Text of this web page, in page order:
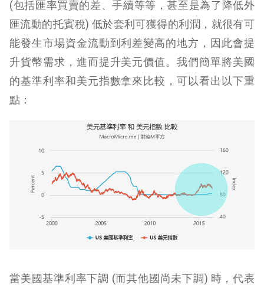
(包括匯率買賣的差、手續等等，甚至是為了降低外
匯流動的托賓稅) 低於套利可獲得的利潤，就很有可
能發生市場資金流動到利差變高的地方，因此會提
升貨幣需求，進而提升美元價值。我們簡單將美國
的基準利率和美元指數拿來比較，可以看出以下重
點：
當美國基準利率下調 (而其他國尚未下調) 時，代表